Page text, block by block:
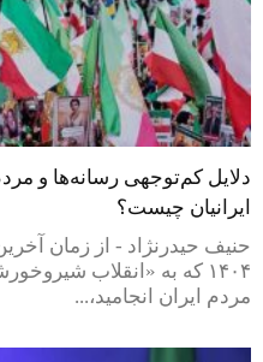
دلایل کم‌توجهی رسانه‌ها و
ایرانیان چیست؟
حنیف حیدرنژاد - از زمان
۱۴۰۴ که به «انقلاب
مردم ایران انجامید،...